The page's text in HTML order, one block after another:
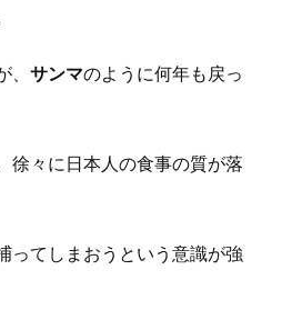
サンマのように何年も戻っ
徐々に日本人の食事の質が落
ってしまおうという意識が強